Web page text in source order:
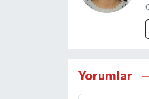
Yorumlar